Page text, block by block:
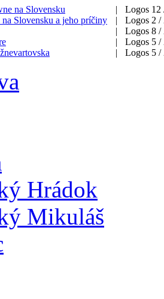
na Slovensku |
Logos 12
Slovensku a jeho príčiny
|
Logos 2 /
|
Logos 8 /
|
Logos 5 /
| Logos 5 /
Hrádok
Mikuláš